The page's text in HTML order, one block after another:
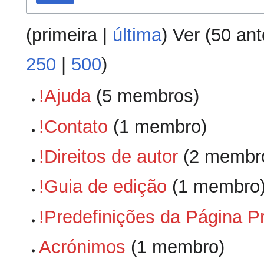
(primeira| última) Ver (50
250
500)
!Ajuda‏‎ (5 membros)
!Contato ‏‎ (1 membro)
!Direitos de autor (2
!Guia de edição (1
!Predefinições da Página
Acrónimos ‏‎ (1 membro)